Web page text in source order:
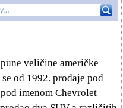
veličine američke
od 1992. prodaje pod
imenom Chevrolet